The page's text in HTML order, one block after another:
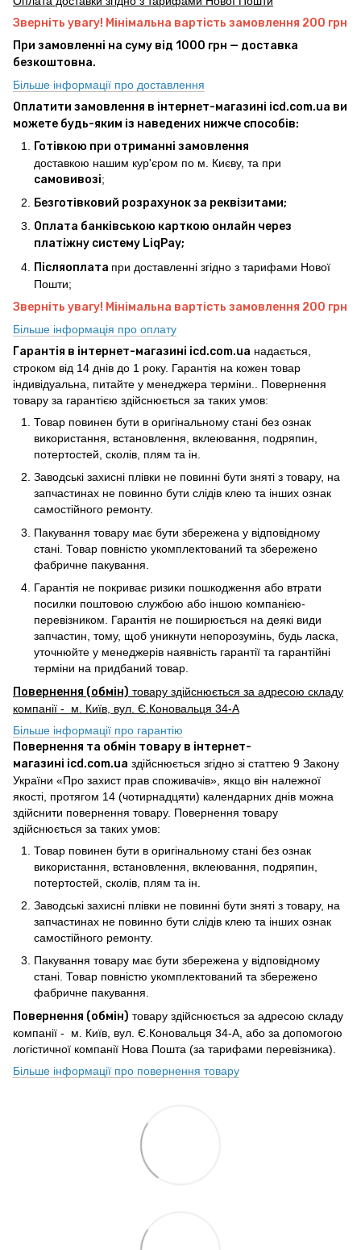
Зверніть увагу! Мінімальна вартість замовлення 200 грн
При замовленні на суму від 1000 грн — доставка
безкоштовна.
Більше інформації про доставлення
Оплатити замовлення в інтернет-магазині icd.com.ua ви
можете будь-яким із наведених нижче способів:
Готівкою при отриманні замовлення
доставкою нашим кур'єром по м. Києву, та при
самовивозі;
Безготівковий розрахунок за реквізитами;
Оплата банківською карткою онлайн через
платіжну систему LiqPay;
Післяоплата при доставленні згідно з тарифами Нової
Пошти;
Зверніть увагу! Мінімальна вартість замовлення 200 грн
Більше інформація про оплату
Гарантія в інтернет-магазині icd.com.ua надається,
строком від 14 днів до 1 року. Гарантія на кожен товар
індивідуальна, питайте у менеджера терміни.. Повернення
товару за гарантією здійснюється за таких умов:
Товар повинен бути в оригінальному стані без ознак
використання, встановлення, вклеювання, подряпин,
потертостей, сколів, плям та ін.
Заводські захисні плівки не повинні бути зняті з товару, на
запчастинах не повинно бути слідів клею та інших ознак
самостійного ремонту.
Пакування товару має бути збережена у відповідному
стані. Товар повністю укомплектований та збережено
фабричне пакування.
Гарантія не покриває ризики пошкодження або втрати
посилки поштовою службою або іншою компанією-
перевізником. Гарантія не поширюється на деякі види
запчастин, тому, щоб уникнути непорозумінь, будь ласка,
уточнюйте у менеджерів наявність гарантії та гарантійні
терміни на придбаний товар.
Повернення (обмін) товару здійснюється за адресою складу
компанії - м. Київ, вул. Є.Коновальця 34-А
Більше інформації про гарантію
Повернення та обмін товару в інтернет-
магазині icd.com.ua здійснюється згідно зі статтею 9 Закону
України «Про захист прав споживачів», якщо він належної
якості, протягом 14 (чотирнадцяти) календарних днів можна
здійснити повернення товару. Повернення товару
здійснюється за таких умов:
Товар повинен бути в оригінальному стані без ознак
використання, встановлення, вклеювання, подряпин,
потертостей, сколів, плям та ін.
Заводські захисні плівки не повинні бути зняті з товару, на
запчастинах не повинно бути слідів клею та інших ознак
самостійного ремонту.
Пакування товару має бути збережена у відповідному
стані. Товар повністю укомплектований та збережено
фабричне пакування.
Повернення (обмін) товару здійснюється за адресою складу
компанії - м. Київ, вул. Є.Коновальця 34-А, або за допомогою
логістичної компанії Нова Пошта (за тарифами перевізника).
Більше інформації про повернення товару